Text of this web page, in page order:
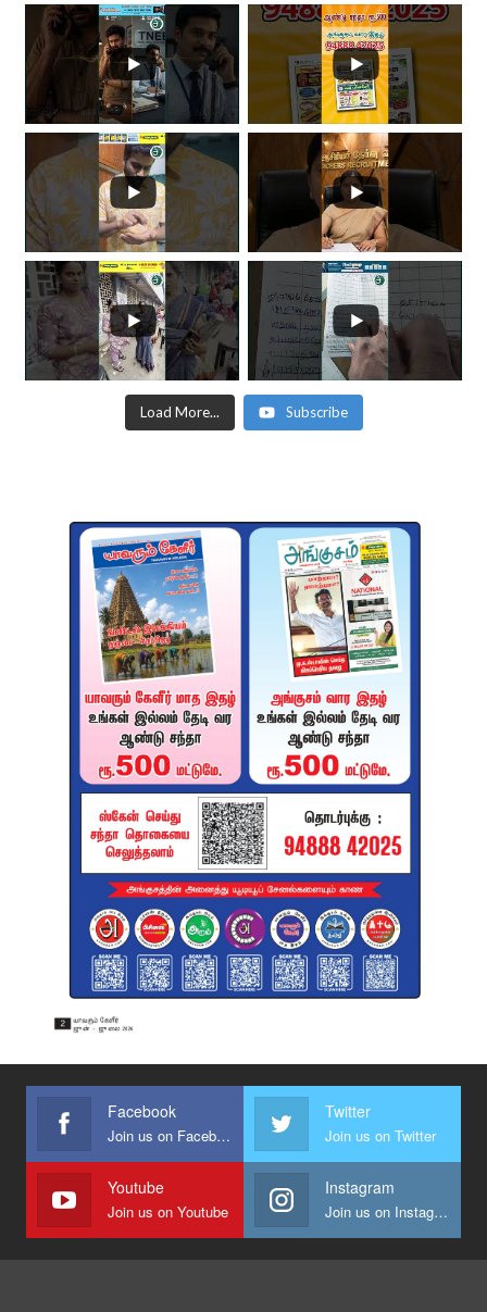
Load More... Subscribe
Facebook
Join us on Facebook
Twitter
Join us on Twitter
Youtube
Join us on Youtube
Instagram
Join us on Instagram